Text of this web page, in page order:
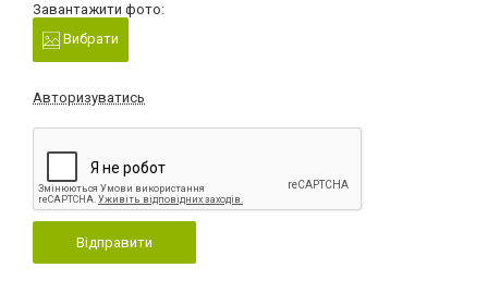
Завантажити фото:
Вибрати
Авторизуватись
Відправити